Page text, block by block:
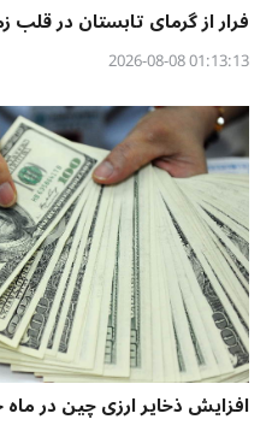
فرار از گرمای تابستان در قلب
01:13:13 2026-08-08
افزایش ذخایر ارزی چین در ماه